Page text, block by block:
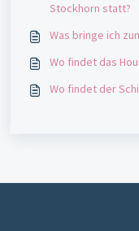
Stockhorn statt?
Was bringe ich
Wo findet das
Wo findet der